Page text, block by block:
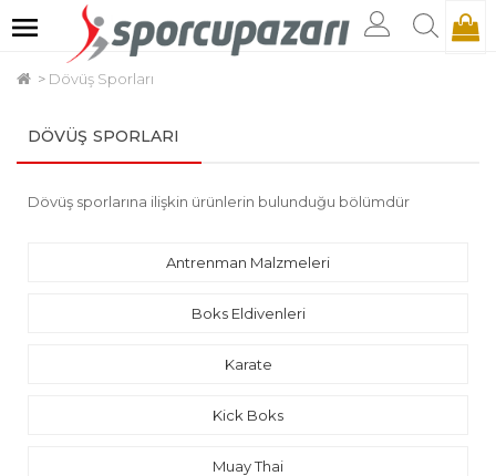
Dövüş Sporları
DÖVÜŞ SPORLARI
Dövüş sporlarına ilişkin ürünlerin bulunduğu bölümdür
Antrenman Malzmeleri
Boks Eldivenleri
Karate
Kick Boks
Muay Thai